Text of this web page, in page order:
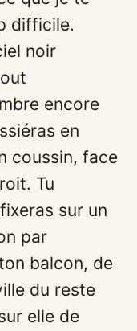
difficile.
noir
encore
en
coussin, face
Tu
sur un
par
balcon, de
du reste
elle de